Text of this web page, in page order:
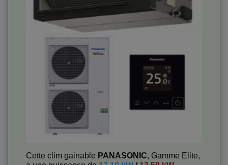
Cette clim gainable PANASONIC, Gamme Elite,